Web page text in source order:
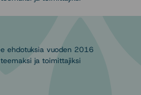
ehdotuksia vuoden 2016
ja toimittajiksi